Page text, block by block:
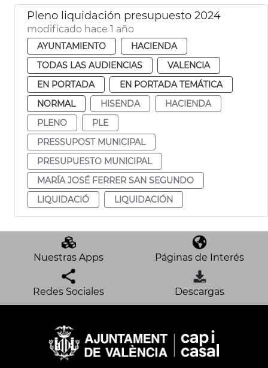
Pleno liquidación presupuesto 2024
modificado hace 1 año
AYUNTAMIENTO
HACIENDA
TODAS LAS AUDIENCIAS
VALENCIA
EN PORTADA
EN PORTADA TEMÁTICA
NORMAL
HISENDA
HACIENDA
PLENO
PLE
PRESSUPOST MUNICIPAL
PRESUPUESTO MUNICIPAL
MARÍA JOSÉ FERRER SAN SEGUNDO
LIQUIDACIÓ
LIQUIDACIÓN
Nuestras Apps Páginas de Interés
Redes Sociales Descargas